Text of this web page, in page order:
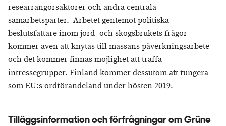
researrangörsaktörer och andra centrala
samarbetsparter. Arbetet gentemot politiska
beslutsfattare inom jord- och skogsbrukets frågor
kommer även att knytas till mässans påverkningsarbete
och det kommer finnas möjlighet att träffa
intressegrupper. Finland kommer dessutom att fungera
som EU:s ordförandeland under hösten 2019.
​Tilläggsinformation och förfrågningar om Grüne